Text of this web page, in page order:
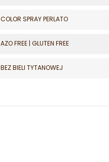
COLOR SPRAY PERLATO
AZO FREE | GLUTEN FREE
BEZ BIELI TYTANOWEJ